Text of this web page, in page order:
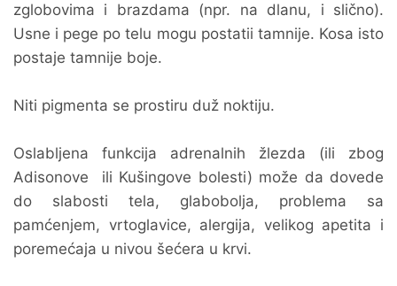
zglobovima i brazdama (npr. na dlanu, i slično).
Usne i pege po telu mogu postatii tamnije. Kosa isto
postaje tamnije boje.
Niti pigmenta se prostiru duž noktiju.
Oslabljena funkcija adrenalnih žlezda (ili zbog
Adisonove ili Kušingove bolesti) može da dovede
do slabosti tela, glabobolja, problema sa
pamćenjem, vrtoglavice, alergija, velikog apetita i
poremećaja u nivou šećera u krvi.